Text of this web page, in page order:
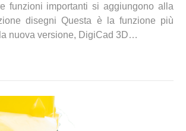
funzioni importanti si aggiungono alla
disegni Questa è la funzione più
nuova versione, DigiCad 3D…